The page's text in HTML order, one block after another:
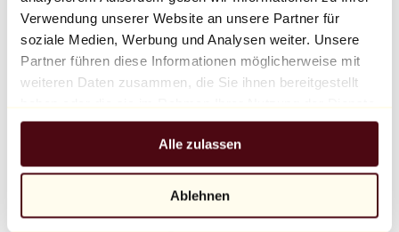
Verwendung unserer Website an unsere Partner für
soziale Medien, Werbung und Analysen weiter. Unsere
Partner führen diese Informationen möglicherweise mit
weiteren Daten zusammen, die Sie ihnen bereitgestellt
gesammelt haben.
Alle zulassen
Ablehnen
Balloon Dog (Orange)
Jeff Koons
10.000 €
Entdecken
Alle Bildhauer
Alle Fotografen